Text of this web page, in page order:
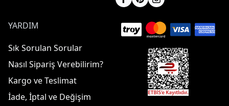
YARDIM
Sık Sorulan Sorular
Nasıl Sipariş Verebilirim?
Kargo ve Teslimat
İade, İptal ve Değişim